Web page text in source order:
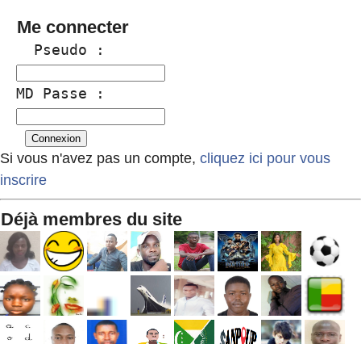
Me connecter
  Pseudo :
MD Passe :
Si vous n'avez pas un compte, cliquez ici pour vous
inscrire
Déjà membres du site